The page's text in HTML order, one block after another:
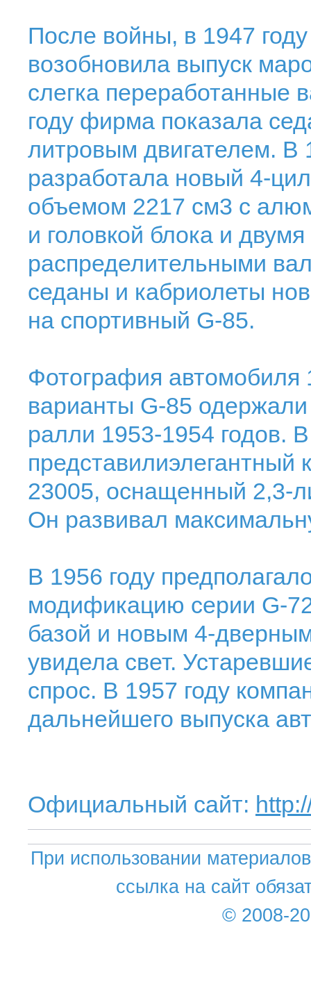
После войны, в 1947
возобновила выпуск
слегка переработанные
году фирма показала
литровым двигателем. В
разработала новый 4-
объемом 2217 см3 с
и головкой блока и
распределительными
седаны и кабриолеты
на спортивный G-85.
Фотография
варианты G-85
ралли 1953-1954 годов.
представилиэлегантный
23005, оснащенный 2,3-
Он развивал
В 1956 году
модификацию серии G-
базой и новым 4-
увидела свет.
спрос. В 1957 году
дальнейшего выпуска
Официальный сайт:
При использовании
ссылка на сайт
© 2008-